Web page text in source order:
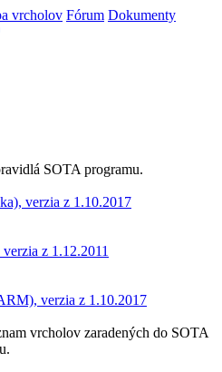
vrcholov Fórum Dokumenty
SOTA programu.
verzia z 1.10.2017
z 1.12.2011
verzia z 1.10.2017
vrcholov zaradených do SOTA